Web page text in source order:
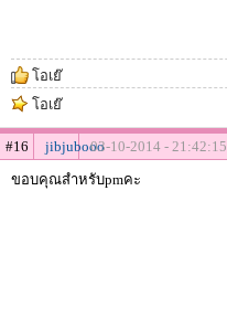
โอเย๊
โอเย๊
#16 jibjubooo03-10-2014 - 21:42:15
ขอบคุณสำหรับpmคะ